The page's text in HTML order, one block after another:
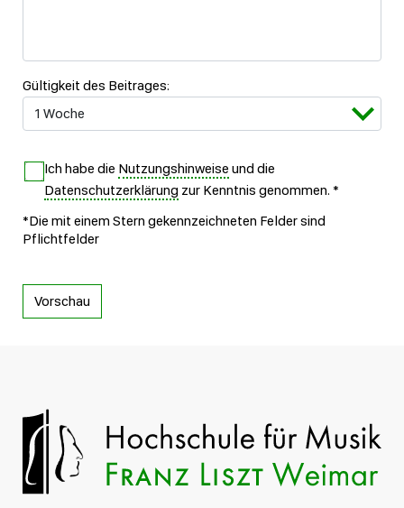
Gültigkeit des Beitrages:
Ich habe die Nutzungshinweise und die
Datenschutzerklärung zur Kenntnis genommen. *
*Die mit einem Stern gekennzeichneten Felder sind
Pflichtfelder
Vorschau